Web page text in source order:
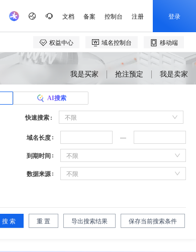
我是买家 抢注预定 我是卖家
AI搜索
快速搜索 不限
域名长度
到期时间 不限
数据来源 不限
搜 索 重 置 导出搜索结果 保存当前搜索条件